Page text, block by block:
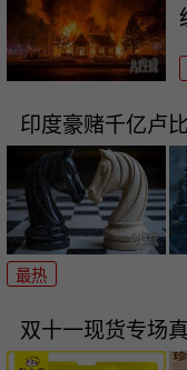
印度豪赌千亿卢
最热
双十一现货专场